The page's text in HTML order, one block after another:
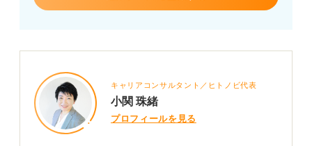
キャリアコンサルタント／ヒトノビ代表
小関 珠緒
プロフィールを見る